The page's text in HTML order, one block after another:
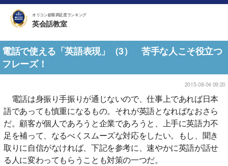
オリコン顧客満足度ランキング
英会話教室
電話で使える「英語表現」（3） 苦手な人こそ役立つ
フレーズ！
2015-08-04 09:20
電話は身振り手振りが通じないので、仕事上であれば日本
語であっても慎重になるもの。それが英語となればなおさら
だ。顧客が個人であろうと企業であろうと、上手に英語力不
足を補って、なるべくスムーズな対応をしたい。もし、聞き
取りに自信がなければ、下記を参考に、速やかに英語が話せ
る人に変わってもらうことも対策の一つだ。